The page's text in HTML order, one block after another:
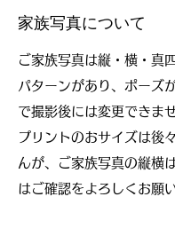
家族写真について
ご家族写真は縦・横・真
パターンがあり、ポーズ
で撮影後には変更できませ
プリントのおサイズは後
んが、ご家族写真の縦横
はご確認をよろしくお願